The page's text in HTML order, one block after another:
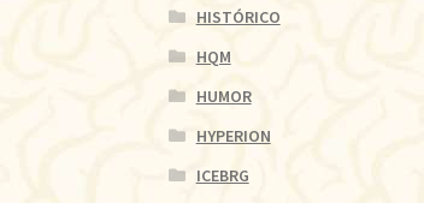
HISTÓRICO
HQM
HUMOR
HYPERION
ICEBRG